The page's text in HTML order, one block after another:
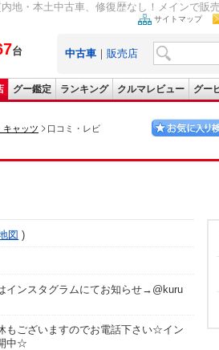
地・本土中古車、修復歴なし！メインで販
台
サイトマップ
中古車 ｜ 販売店
グー鑑定 ランキング クルマレビュー グー
キャッツ
口コミ・レビ
図
ンスタグラムにてお知らせ→@kuru
ございますのでお電話下さい☆イン
中☆